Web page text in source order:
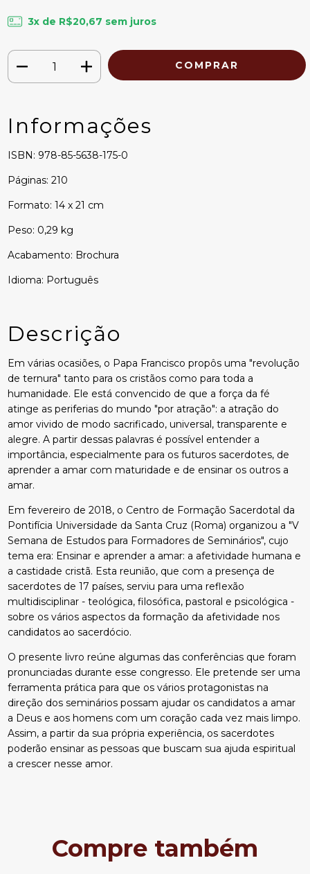
3x de R$20,67 sem juros
Informações
ISBN: 978-85-5638-175-0
Páginas: 210
Formato: 14 x 21 cm
Peso: 0,29 kg
Acabamento: Brochura
Idioma: Português
Descrição
Em várias ocasiões, o Papa Francisco propôs uma "revolução
de ternura" tanto para os cristãos como para toda a
humanidade. Ele está convencido de que a força da fé
atinge as periferias do mundo "por atração": a atração do
amor vivido de modo sacrificado, universal, transparente e
alegre. A partir dessas palavras é possível entender a
importância, especialmente para os futuros sacerdotes, de
aprender a amar com maturidade e de ensinar os outros a
amar.
Em fevereiro de 2018, o Centro de Formação Sacerdotal da
Pontifícia Universidade da Santa Cruz (Roma) organizou a "V
Semana de Estudos para Formadores de Seminários", cujo
tema era: Ensinar e aprender a amar: a afetividade humana e
a castidade cristã. Esta reunião, que com a presença de
sacerdotes de 17 países, serviu para uma reflexão
multidisciplinar - teológica, filosófica, pastoral e psicológica -
sobre os vários aspectos da formação da afetividade nos
candidatos ao sacerdócio.
O presente livro reúne algumas das conferências que foram
pronunciadas durante esse congresso. Ele pretende ser uma
ferramenta prática para que os vários protagonistas na
direção dos seminários possam ajudar os candidatos a amar
a Deus e aos homens com um coração cada vez mais limpo.
Assim, a partir da sua própria experiência, os sacerdotes
poderão ensinar as pessoas que buscam sua ajuda espiritual
a crescer nesse amor.
Compre também